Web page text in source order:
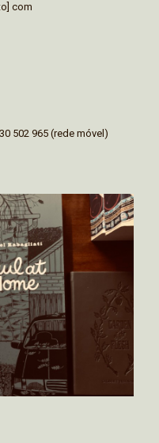
com
502 965 (rede móvel)